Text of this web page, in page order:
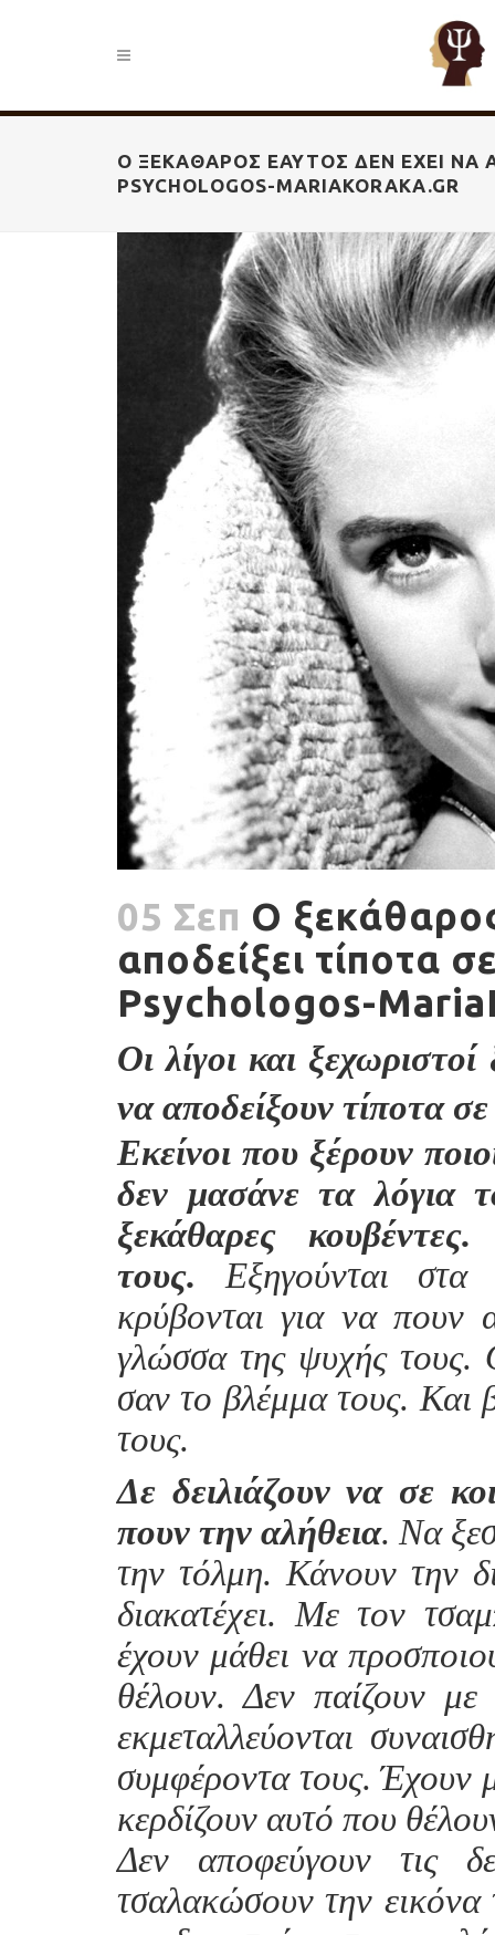
Ο ΞΕΚΆΘΑΡΟΣ ΕΑΥΤΌΣ ΔΕΝ ΈΧΕΙ ΝΑ
PSYCHOLOGOS-MARIAKORAKA.GR
05 Σεπ Ο
αποδείξει τίποτα
Psychologos-
Οι λίγοι και
να αποδείξουν τίποτα
Εκείνοι που ξέρουν
δεν μασάνε τα λόγια
ξεκάθαρες
τους. Εξηγούνται
κρύβονται για να πουν
γλώσσα της ψυχής τους.
σαν το βλέμμα τους. Και
τους.
Δε δειλιάζουν να σε
πουν την αλήθεια. Να
την τόλμη. Κάνουν την
διακατέχει. Με τον
έχουν μάθει να
θέλουν. Δεν παίζουν
εκμεταλλεύονται
συμφέροντα τους. Έχουν
κερδίζουν αυτό που
Δεν αποφεύγουν τις
τσαλακώσουν την εικόνα